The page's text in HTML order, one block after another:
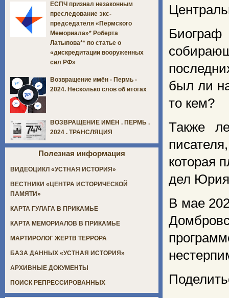
Биограф
был ли
то кем?
Также
которая
дел Юрия
В мае
ЕСПЧ признал незаконным
преследование экс-
председателя «Пермского
Мемориала»* Роберта
Латыпова** по статье о
«дискредитации вооруженных
сил РФ»
Возвращение имён - Пермь -
2024. Несколько слов об итогах
ВОЗВРАЩЕНИЕ ИМЁН . ПЕРМЬ .
2024 . ТРАНСЛЯЦИЯ
Полезная информация
ВИДЕОЦИКЛ «УСТНАЯ ИСТОРИЯ»
ВЕСТНИКИ «ЦЕНТРА ИСТОРИЧЕСКОЙ
ПАМЯТИ»
КАРТА ГУЛАГА В ПРИКАМЬЕ
КАРТА МЕМОРИАЛОВ В ПРИКАМЬЕ
МАРТИРОЛОГ ЖЕРТВ ТЕРРОРА
БАЗА ДАННЫХ «УСТНАЯ ИСТОРИЯ»
АРХИВНЫЕ ДОКУМЕНТЫ
ПОИСК РЕПРЕССИРОВАННЫХ